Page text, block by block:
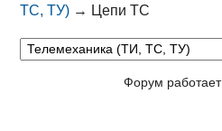
ТС, ТУ) → Цепи ТС
Форум